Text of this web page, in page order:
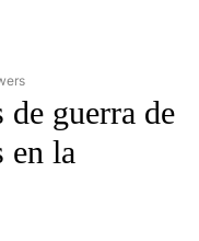
SPANISH" TO RECEIVE
de guerra de
en la